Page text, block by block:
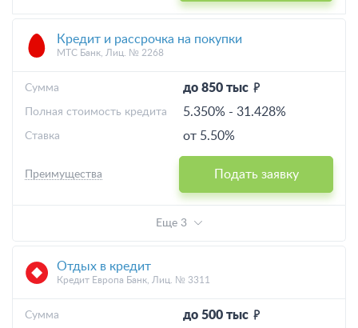
Кредит и рассрочка на покупки
МТС Банк, Лиц. № 2268
до 850 тыс
Cумма
5.350% - 31.428%
Полная стоимость кредита
от 5.50%
Ставка
Подать заявку
Преимущества
Еще 3
Отдых в кредит
Кредит Европа Банк, Лиц. № 3311
до 500 тыс
Cумма